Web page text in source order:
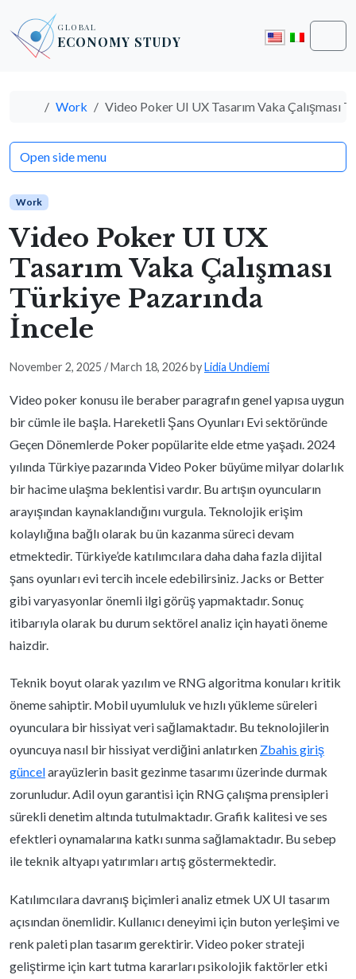
GLOBAL
ECONOMY STUDY
Home
Work Video Poker UI UX Tasarım Vaka Çalışması
Work
Video Poker UI UX
Tasarım Vaka Çalışması
Türkiye Pazarında
İncele
November 2, 2025 /March 18, 2026byLidia Undiemi
Video poker konusu ile beraber paragrafın genel yapısa uygun
bir cümle ile başla. Hareketli Şans Oyunları Evi sektöründe
Geçen Dönemlerde Poker popülarite elde etme yaşadı. 2024
yılında Türkiye pazarında Video Poker büyüme milyar dolarlık
bir hacime ulaşma beklentisi vardır. Bu artışın oyuncuların
arayışından kaynaklandığını vurgula. Teknolojik erişim
kolaylığına bağlı olarak bu ün kazanma süreci devam
etmektedir. Türkiye’de katılımcılara daha daha fazla dijital
şans oyunları evi tercih incele edebilirsiniz. Jacks or Better
gibi varyasyonlar önemli ilgi görüş yapmaktadır. Sonuç
itibarıyla olarak bu durum sektörel analiz için hayati öneme
haizdir.
Teknik boyut olarak yazılım ve RNG algoritma konuları kritik
öneme sahiptir. Mobil uyumluluk ve hızlı yükleme süreleri
oyunculara bir hissiyat veri sağlamaktadır. Bu teknolojilerin
oyuncuya nasıl bir hissiyat verdiğini anlatırken Zbahis giriş
güncelarayüzlerin basit gezinme tasarımı üzerinde durmak
zorunludur. Adil oyun garantisi için RNG çalışma prensipleri
sürekli denetim altında tutulmaktadır. Grafik kalitesi ve ses
efektleri oynamalarına katkı sunma sağlamaktadır. Bu sebep
ile teknik altyapı yatırımları artış göstermektedir.
Katılımcılara davranış biçimleri analiz etmek UX UI tasarım
açısından önemlidir. Kullanıcı deneyimi için buton yerleşimi ve
renk paleti plan tasarım gerektirir. Video poker strateji
geliştirme için kart tutma kararları psikolojik faktörler etki
Open side menu